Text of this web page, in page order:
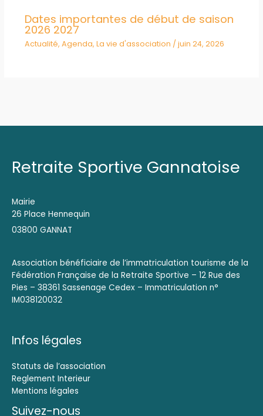
Dates importantes de début de saison
2026 2027
Actualité, Agenda, La vie d'association / juin 24, 2026
Retraite Sportive Gannatoise
Mairie
26 Place Hennequin
03800 GANNAT
Association bénéficiaire de l’immatriculation tourisme de la
Fédération Française de la Retraite Sportive – 12 Rue des
Pies – 38361 Sassenage Cedex – Immatriculation n°
IM038120032
Infos légales
Statuts de l’association
Reglement Interieur
Mentions légales
Suivez-nous